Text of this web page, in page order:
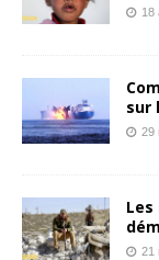
18
sur
29
21